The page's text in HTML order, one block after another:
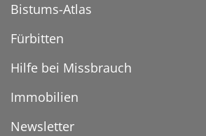
Bistums-Atlas
Fürbitten
Hilfe bei Missbrauch
Immobilien
Newsletter